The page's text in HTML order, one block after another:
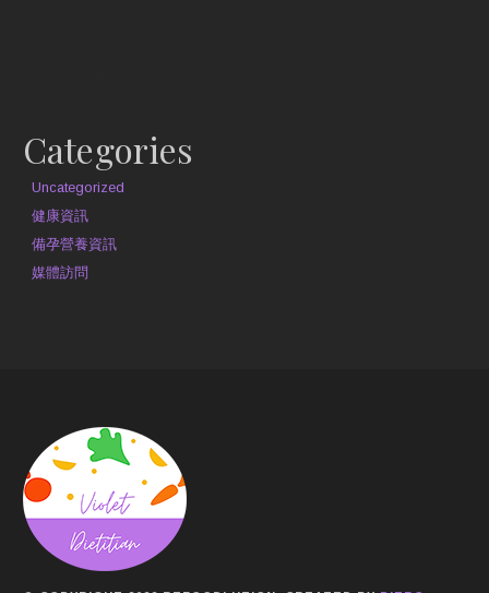
Categories
Uncategorized
健康資訊
備孕營養資訊
媒體訪問